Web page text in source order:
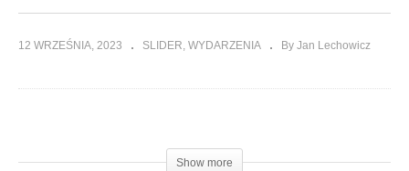
12 WRZEŚNIA, 2023 SLIDER WYDARZENIA By Jan Lechowicz
Show more